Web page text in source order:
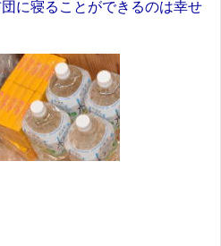
に寝ることができるのは幸せ